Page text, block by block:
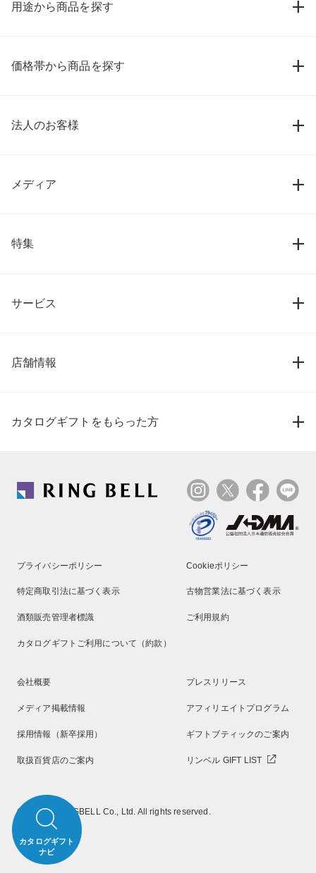
用途から商品を探す
価格帯から商品を探す
法人のお客様
メディア
特集
サービス
店舗情報
カタログギフトをもらった方
プライバシーポリシー Cookieポリシー
特定商取引法に基づく表示 古物営業法に基づく表示
酒類販売管理者標識 ご利用規約
カタログギフトご利用について（約款）
会社概要 プレスリリース
メディア掲載情報 アフィリエイトプログラム
採用情報（新卒採用） ギフトブティックのご案内
取扱百貨店のご案内 リンベル GIFT LIST
Copyright RINGBELL Co., Ltd. All rights reserved.
カタログギフト
ナビ